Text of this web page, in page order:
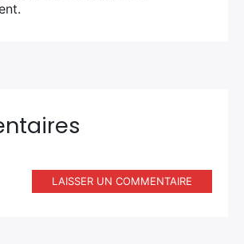
LAISSER UN COMMENTAIRE